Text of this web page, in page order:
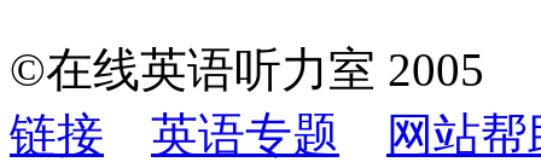
©在线英语听力室
链接
英语专题
网站帮